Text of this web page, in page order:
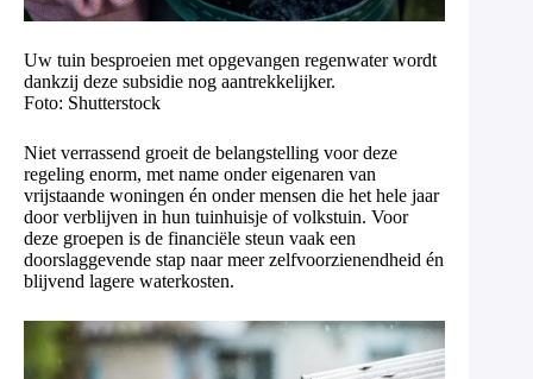
Uw tuin besproeien met opgevangen regenwater wordt
dankzij deze subsidie nog aantrekkelijker.
Foto: Shutterstock
Niet verrassend groeit de belangstelling voor deze
regeling enorm, met name onder eigenaren van
vrijstaande woningen én onder mensen die het hele jaar
door verblijven in hun tuinhuisje of volkstuin. Voor
deze groepen is de financiële steun vaak een
doorslaggevende stap naar meer zelfvoorzienendheid én
blijvend lagere waterkosten.